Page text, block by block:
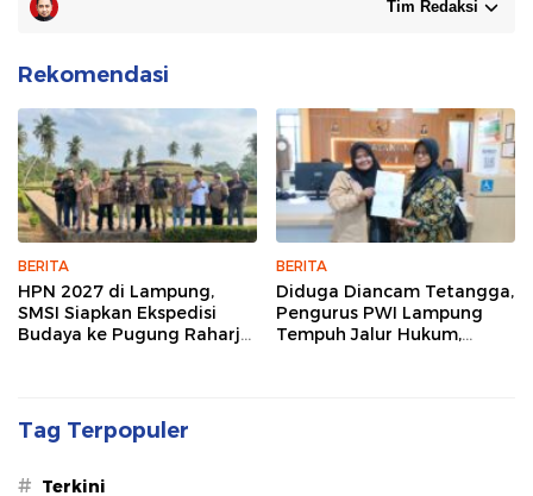
Tim Redaksi
Rekomendasi
BERITA
HPN 2027 di Lampung,
SMSI Siapkan Ekspedisi
Budaya ke Pugung Raharjo
BERITA
Diduga Diancam Tetangga,
Pengurus PWI Lampung
Tempuh Jalur Hukum,
Tag Terpopuler
# Terkini